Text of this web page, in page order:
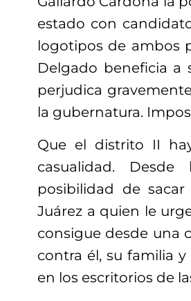
estado con
logotipos de ambos
Delgado beneficia a
perjudica
la gubernatura.
Que el distrito II
casualidad.
posibilidad de
Juárez a quien le
consigue desde una
contra él, su familia
en los escritorios de